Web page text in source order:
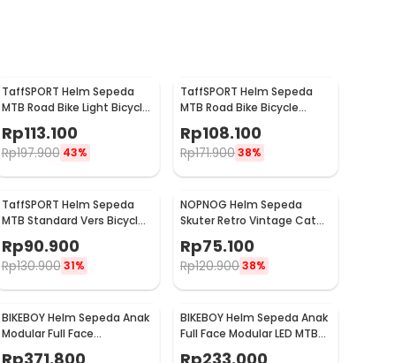
TaffSPORT Helm Sepeda
MTB Road Bike Light Bicycle
Helmet 19 Air Vent - X15
Rp113.100
Rp197.900 43%
TaffSPORT Helm Sepeda
MTB Road Bike Bicycle
Helmet 23 Air Vent - Z10
Rp108.100
Rp171.90038%
TaffSPORT Helm Sepeda
MTB Standard Vers Bicycle
Helmet 19 Air Vent - Z20
Rp90.900
Rp130.900 31%
NOPNOG Helm Sepeda
Skuter Retro Vintage Catok
Motor Bicycle Helmet - U15
Rp75.100
Rp120.90038%
BIKEBOY Helm Sepeda Anak
Modular Full Face
Detachable MTB
BIKEBOY Helm Sepeda Anak
Full Face Modular LED MTB
Skateboard - K24